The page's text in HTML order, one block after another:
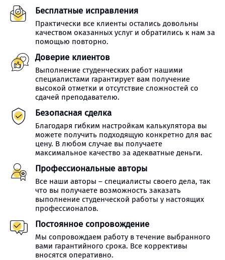
Бесплатные исправления
Практически все клиенты остались довольны
качеством оказанных услуг и обратились к нам за
помощью повторно.
Доверие клиентов
Выполнение студенческих работ нашими
специалистами гарантирует вам получение
высокой отметки и отсутствие сложностей со
сдачей преподавателю.
Безопасная сделка
Благодаря гибким настройкам калькулятора вы
можете получить подходящую конкретно для вас
цену. В любом случае вы получаете
максимальное качество за адекватные деньги.
Профессиональные авторы
Все наши авторы – специалисты своего дела, так
что вы получаете возможность заказать
выполнение студенческой работы у настоящих
профессионалов.
Постоянное сопровождение
Мы сопровождаем работу в течение выбранного
вами гарантийного срока. Все коррективы
вносятся оперативно.